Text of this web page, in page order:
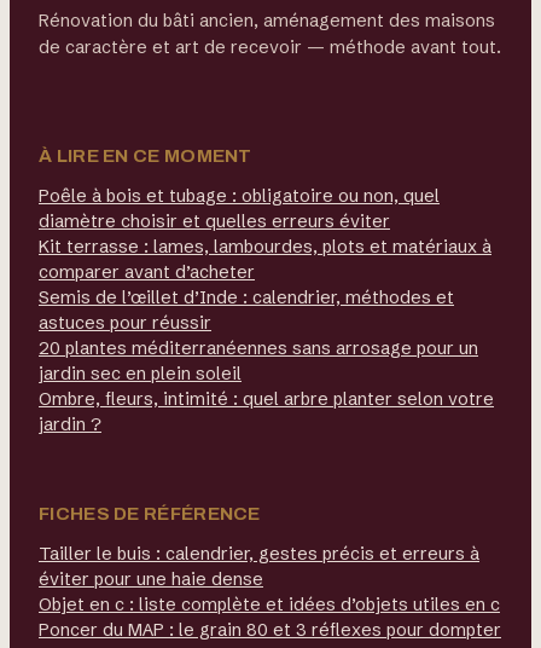
Rénovation du bâti ancien, aménagement des maisons
de caractère et art de recevoir — méthode avant tout.
À LIRE EN CE MOMENT
Poêle à bois et tubage : obligatoire ou non, quel
diamètre choisir et quelles erreurs éviter
Kit terrasse : lames, lambourdes, plots et matériaux à
comparer avant d’acheter
Semis de l’œillet d’Inde : calendrier, méthodes et
astuces pour réussir
20 plantes méditerranéennes sans arrosage pour un
jardin sec en plein soleil
Ombre, fleurs, intimité : quel arbre planter selon votre
jardin ?
FICHES DE RÉFÉRENCE
Tailler le buis : calendrier, gestes précis et erreurs à
éviter pour une haie dense
Objet en c : liste complète et idées d’objets utiles en c
Poncer du MAP : le grain 80 et 3 réflexes pour dompter